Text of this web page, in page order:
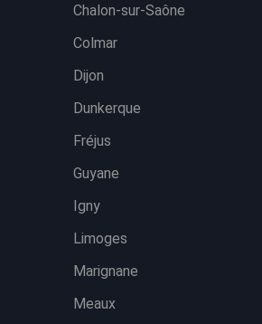
Chalon-sur-Saône
Colmar
Dijon
Dunkerque
Fréjus
Guyane
Igny
Limoges
Marignane
Meaux